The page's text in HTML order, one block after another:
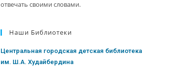
отвечать своими словами.
Наши Библиотеки
Центральная городская детская библиотека
им. Ш.А. Худайбердина